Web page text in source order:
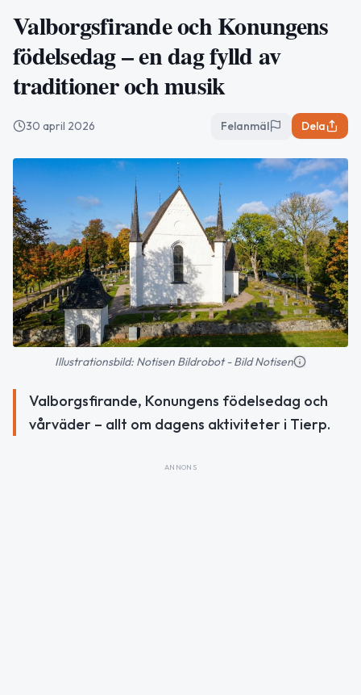
Valborgsfirande och Konungens
födelsedag – en dag fylld av
traditioner och musik
30 april 2026 Felanmäl Dela
Illustrationsbild: Notisen Bildrobot - Bild Notisen
Valborgsfirande, Konungens födelsedag och
vårväder – allt om dagens aktiviteter i Tierp.
ANNONS